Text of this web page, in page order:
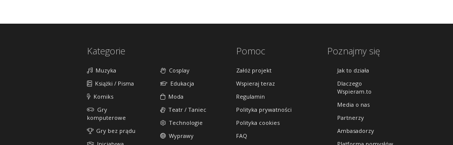
Kategorie
Muzyka
Książki / Pisma
Komiks
Gry
komputerowe
Gry bez prądu
Cosplay
Edukacja
Moda
Teatr / Taniec
Technologie
Wyprawy
Pomoc
Załóż projekt
Wspieraj teraz
Regulamin
Polityka prywatności
Polityka cookies
FAQ
Poznajmy się
Jak to działa
Dlaczego
Wspieram.to
Media o nas
Partnerzy
Ambasadorzy